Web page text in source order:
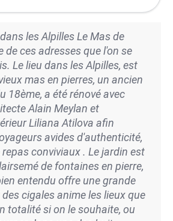
les Alpilles Le Mas de
de ces adresses que l'on se
Le lieu dans les Alpilles, est
mas en pierres, un ancien
18ème, a été rénové avec
Alain Meylan et
Liliana Atilova afin
avides d'authenticité,
conviviaux . Le jardin est
de fontaines en pierre,
entendu offre une grande
cigales anime les lieux que
totalité si on le souhaite, ou